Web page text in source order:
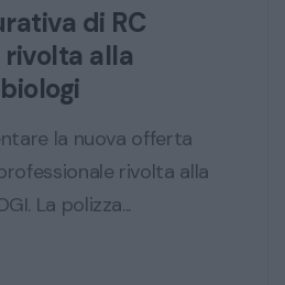
di RC
alla
la nuova offerta
rivolta alla
La polizza...